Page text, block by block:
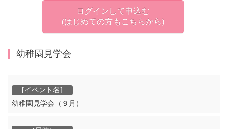
ログインして申込む
(はじめての方もこちらから)
幼稚園見学会
幼稚園見学会（９月）